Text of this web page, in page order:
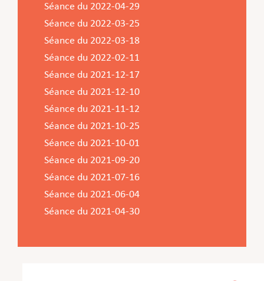
Séance du 2022-04-29
Séance du 2022-03-25
Séance du 2022-03-18
Séance du 2022-02-11
Séance du 2021-12-17
Séance du 2021-12-10
Séance du 2021-11-12
Séance du 2021-10-25
Séance du 2021-10-01
Séance du 2021-09-20
Séance du 2021-07-16
Séance du 2021-06-04
Séance du 2021-04-30